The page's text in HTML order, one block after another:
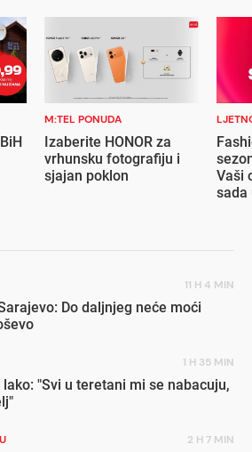
M:TEL PONUDA
Izaberite HONOR za
vrhunsku fotografiju i
sjajan poklon
Vaši
sada
11 H 4 MIN
Do daljnjeg neće moći
1 H 35 MIN
"Svi u teretani mi se nabacuju,
2 H 7 MIN